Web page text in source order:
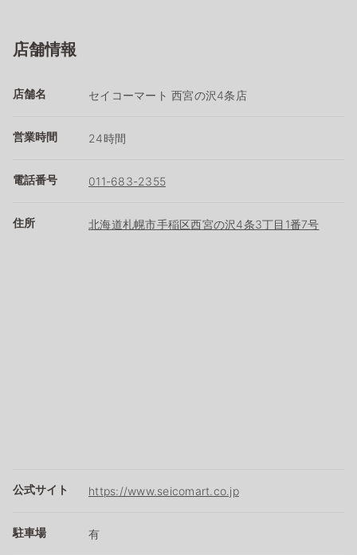
店舗情報
店舗名 セイコーマート 西宮の沢4条店
営業時間 24時間
電話番号 011-683-2355
住所 北海道札幌市手稲区西宮の沢4条3丁目1番7号
公式サイト https://www.seicomart.co.jp
駐車場 有